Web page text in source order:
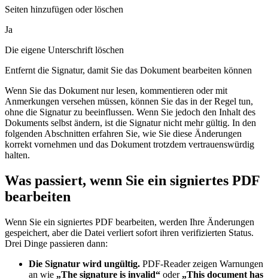
Seiten hinzufügen oder löschen
Ja
Die eigene Unterschrift löschen
Entfernt die Signatur, damit Sie das Dokument bearbeiten können
Wenn Sie das Dokument nur lesen, kommentieren oder mit
Anmerkungen versehen müssen, können Sie das in der Regel tun,
ohne die Signatur zu beeinflussen. Wenn Sie jedoch den Inhalt des
Dokuments selbst ändern, ist die Signatur nicht mehr gültig. In den
folgenden Abschnitten erfahren Sie, wie Sie diese Änderungen
korrekt vornehmen und das Dokument trotzdem vertrauenswürdig
halten.
Was passiert, wenn Sie ein signiertes PDF
bearbeiten
Wenn Sie ein signiertes PDF bearbeiten, werden Ihre Änderungen
gespeichert, aber die Datei verliert sofort ihren verifizierten Status.
Drei Dinge passieren dann:
Die Signatur wird ungültig. PDF-Reader zeigen Warnungen
an wie „The signature is invalid“ oder „This document has